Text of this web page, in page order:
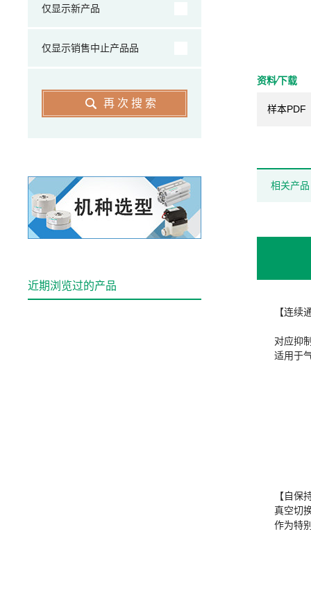
资料⁄下载
样本PDF
相关产品
【连续
对应抑
适用于
【自保
真空切
作为特
仅显示新产品
仅显示销售中止产品品
再次搜索
近期浏览过的产品